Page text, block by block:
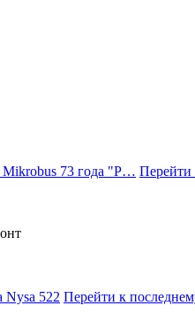
Mikrobus 73 года "Р… Перейти
Nysa 522 Перейти к